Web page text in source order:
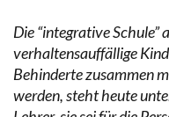
Die “integrative Schule”
verhaltensauffällige
Behinderte zusammen
werden, steht heute